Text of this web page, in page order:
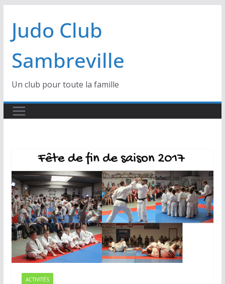
contenu
Judo Club
Sambreville
Un club pour toute la famille
ACTIVITÉS